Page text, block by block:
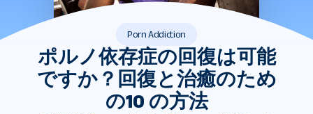
Porn Addiction
ポルノ依存症の回復は可能
ですか？回復と治癒のため
の10 の方法